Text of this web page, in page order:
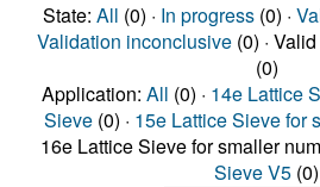
State: All (0) · In progress(0) ·
Validation inconclusive(0) · Valid
(0)
Application: All (0) · 14e Lattice
Sieve (0) · 15e Lattice Sieve for
16e Lattice Sieve for smaller
Sieve V5 (0)